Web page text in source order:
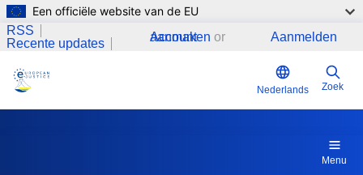
Overslaan en naar de inhoud gaan
Een officiële website van de EU
RSS
Recente updates
Account aanmaken or Aanmelden
Nederlands Zoek
Menu
Geschiedenis van het Griekse insolventieregister